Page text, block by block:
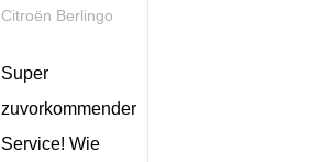
Citroën Berlingo
Super
zuvorkommender
Service! Wie